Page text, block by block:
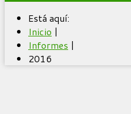
Está aquí:
Inicio |
Informes |
2016